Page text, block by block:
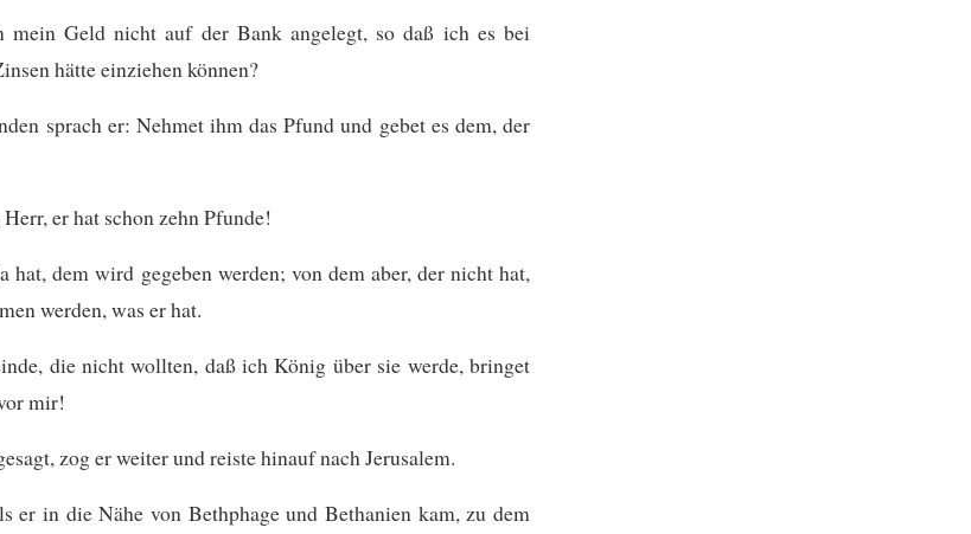
mein Geld nicht auf der Bank angelegt, so daß ich es bei
hätte einziehen können?
sprach er: Nehmet ihm das Pfund und gebet es dem, der
er hat schon zehn Pfunde!
hat, dem wird gegeben werden; von dem aber, der nicht hat,
werden, was er hat.
die nicht wollten, daß ich König über sie werde, bringet
mir!
zog er weiter und reiste hinauf nach Jerusalem.
er in die Nähe von Bethphage und Bethanien kam, zu dem